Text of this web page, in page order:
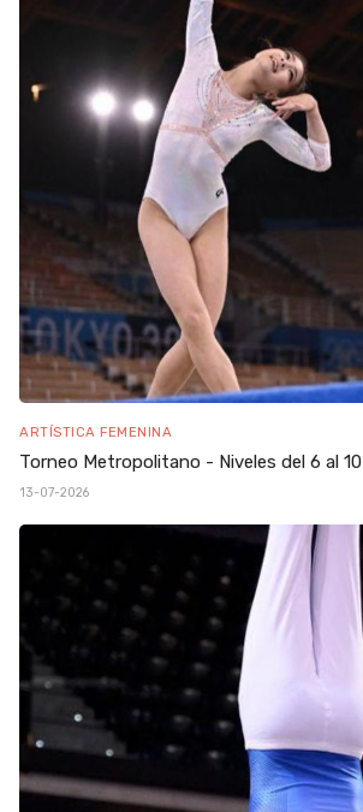
ARTÍSTICA FEMENINA
Torneo Metropolitano - Niveles del 6 al 10
13-07-2026